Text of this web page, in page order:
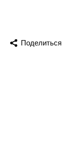
Поделиться